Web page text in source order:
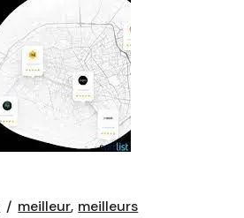
meilleur meilleurs